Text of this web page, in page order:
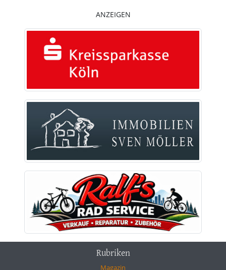
ANZEIGEN
Rubriken
Magazin